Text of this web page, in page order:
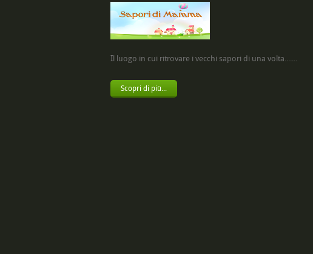
Il luogo in cui ritrovare i vecchi sapori di una volta.......
Scopri di più...